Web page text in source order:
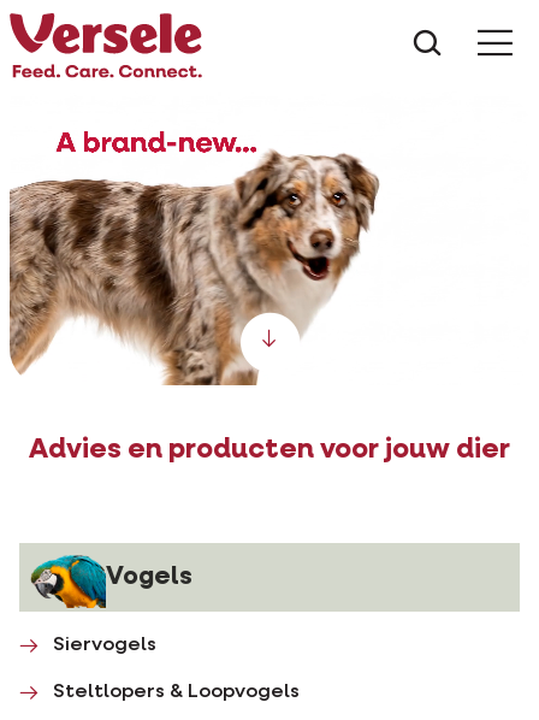
Scroll down
Advies en producten voor jouw dier
Vogels
Siervogels
Steltlopers & Loopvogels